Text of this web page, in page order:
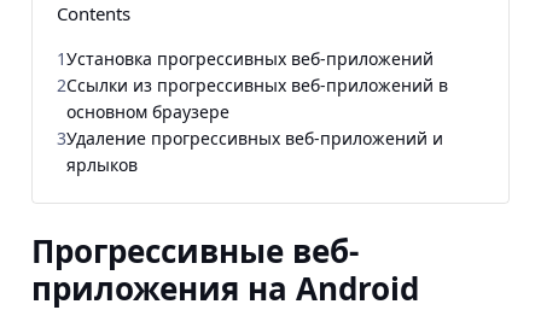
Прогрессивные веб-
приложения на Android
Contents
1Установка прогрессивных веб-приложений
2Ссылки из прогрессивных веб-приложений в
основном браузере
3Удаление прогрессивных веб-приложений и
ярлыков